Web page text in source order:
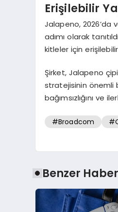
Erişilebilir
Jalapeno, 2026’da
adımı olarak
kitleler için erişilebilir
Şirket, Jalapeno
stratejisinin önemli
bağımsızlığını ve
#Broadcom
Benzer